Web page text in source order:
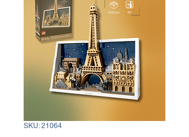
SKU: 21064